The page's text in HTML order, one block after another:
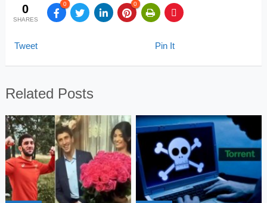
0
SHARES
0 0
Tweet Pin It
Related Posts